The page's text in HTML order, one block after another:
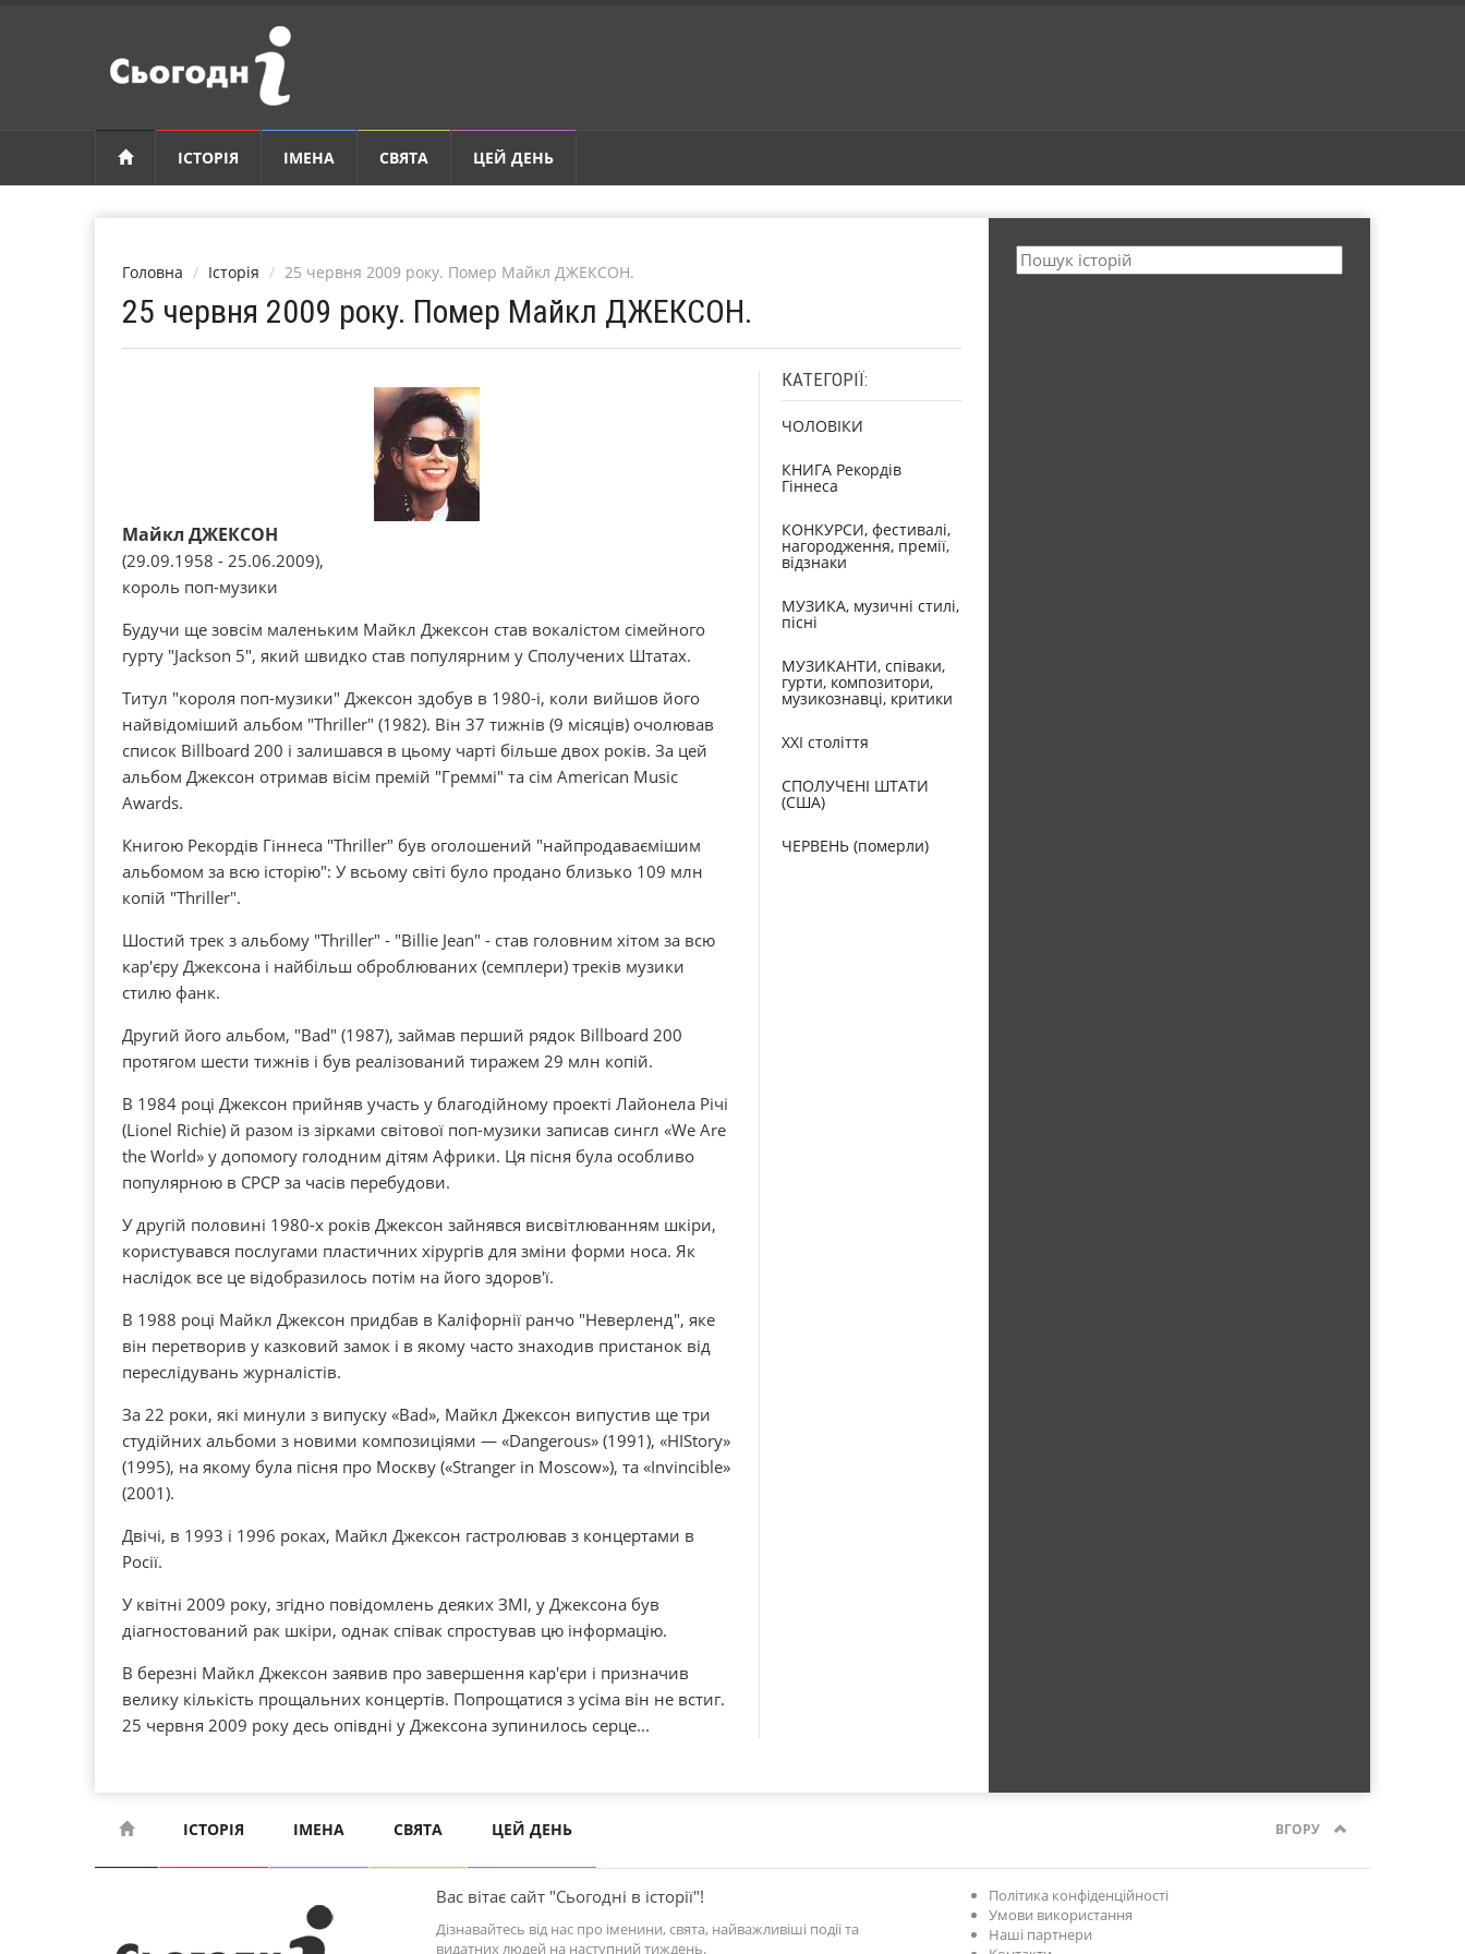
ІСТОРІЯ ІМЕНА СВЯТА ЦЕЙ ДЕНЬ
Головна Історія 25 червня 2009 року. Помер Майкл ДЖЕКСОН.
25 червня 2009 року. Помер Майкл ДЖЕКСОН.
Майкл ДЖЕКСОН
(29.09.1958 - 25.06.2009),
король поп-музики
Будучи ще зовсім маленьким Майкл Джексон став вокалістом сімейного
гурту "Jackson 5", який швидко став популярним у Сполучених Штатах.
Титул "короля поп-музики" Джексон здобув в 1980-і, коли вийшов його
найвідоміший альбом "Thriller" (1982). Він 37 тижнів (9 місяців) очолював
список Billboard 200 і залишався в цьому чарті більше двох років. За цей
альбом Джексон отримав вісім премій "Греммі" та сім American Music
Awards.
Книгою Рекордів Гіннеса "Thriller" був оголошений "найпродаваємішим
альбомом за всю історію": У всьому світі було продано близько 109 млн
копій "Thriller".
Шостий трек з альбому "Thriller" - "Billie Jean" - став головним хітом за всю
кар'єру Джексона і найбільш оброблюваних (семплери) треків музики
стилю фанк.
Другий його альбом, "Bad" (1987), займав перший рядок Billboard 200
протягом шести тижнів і був реалізований тиражем 29 млн копій.
В 1984 році Джексон прийняв участь у благодійному проекті Лайонела Річі
(Lionel Richie) й разом із зірками світової поп-музики записав сингл «We Are
the World» у допомогу голодним дітям Африки. Ця пісня була особливо
популярною в СРСР за часів перебудови.
У другій половині 1980-х років Джексон зайнявся висвітлюванням шкіри,
користувався послугами пластичних хірургів для зміни форми носа. Як
наслідок все це відобразилось потім на його здоров'ї.
В 1988 році Майкл Джексон придбав в Каліфорнії ранчо "Неверленд", яке
він перетворив у казковий замок і в якому часто знаходив пристанок від
переслідувань журналістів.
За 22 роки, які минули з випуску «Bad», Майкл Джексон випустив ще три
студійних альбоми з новими композиціями — «Dangerous» (1991), «HIStory»
(1995), на якому була пісня про Москву («Stranger in Moscow»), та «Invincible»
(2001).
Двічі, в 1993 і 1996 роках, Майкл Джексон гастролював з концертами в
Росії.
У квітні 2009 року, згідно повідомлень деяких ЗМІ, у Джексона був
діагностований рак шкіри, однак співак спростував цю інформацію.
В березні Майкл Джексон заявив про завершення кар'єри і призначив
велику кількість прощальних концертів. Попрощатися з усіма він не встиг.
25 червня 2009 року десь опівдні у Джексона зупинилось серце...
КАТЕГОРІЇ:
ЧОЛОВІКИ
КНИГА Рекордів
Гіннеса
КОНКУРСИ, фестивалі,
нагородження, премії,
відзнаки
МУЗИКА, музичні стилі,
пісні
МУЗИКАНТИ, співаки,
гурти, композитори,
музикознавці, критики
XXI століття
СПОЛУЧЕНІ ШТАТИ
(США)
ЧЕРВЕНЬ (померли)
ІСТОРІЯ ІМЕНА СВЯТА ЦЕЙ ДЕНЬ ВГОРУ
Вас вітає сайт "Сьогодні в історії"!
Дізнавайтесь від нас про іменини, свята, найважливіші події та
видатних людей на наступний тиждень.
Політика конфіденційності
Умови використання
Наші партнери